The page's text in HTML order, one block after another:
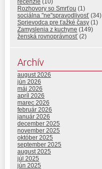
Rozhovory so Smrťou (1)
sociálna "ne"spravodlivosť (34)
Sprievodca pre ťažké časy (1)
Zamyslenia z kuchyne (149)
ženská rovnoprávnosť (2)
Archív
august 2026
jún 2026
máj 2026
apríl 2026
marec 2026
február 2026
január 2026
december 2025
november 2025
október 2025
september 2025
august 2025
júl 2025
jún 2025